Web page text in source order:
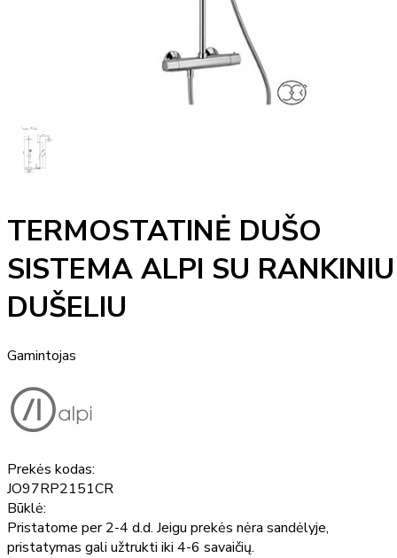
TERMOSTATINĖ DUŠO
SISTEMA ALPI SU RANKINIU
DUŠELIU
Gamintojas
Prekės kodas:
JO97RP2151CR
Būklė:
Pristatome per 2-4 d.d. Jeigu prekės nėra sandėlyje,
pristatymas gali užtrukti iki 4-6 savaičių.